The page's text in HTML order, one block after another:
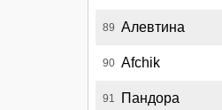
89 Алевтина
90 Afchik
91 Пандора